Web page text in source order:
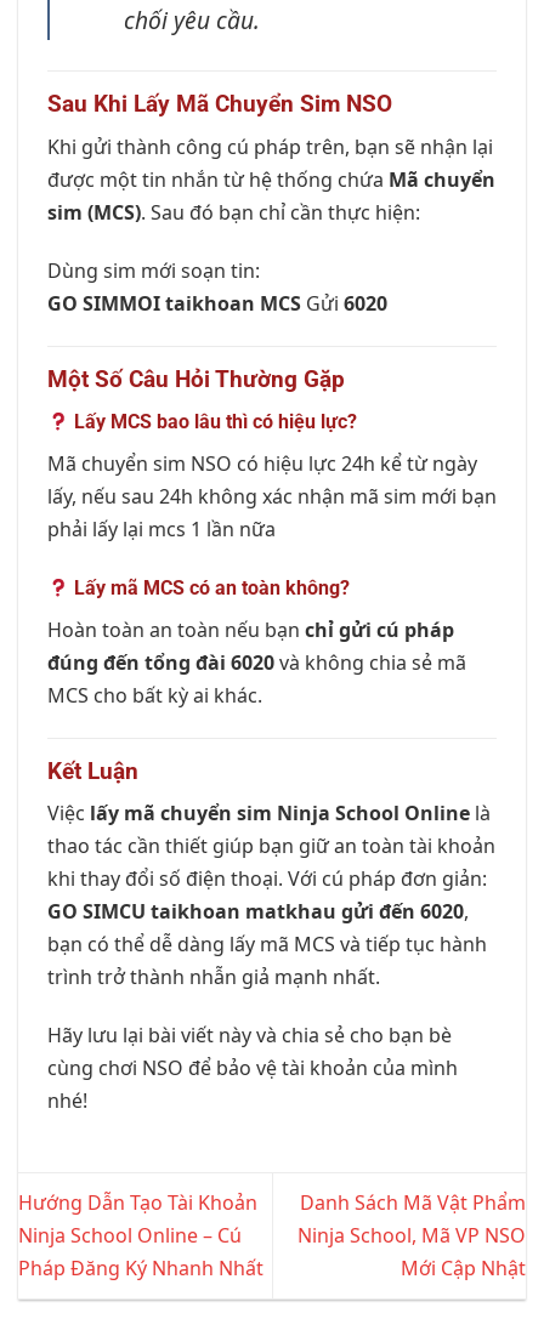
chối yêu cầu.
Sau Khi Lấy Mã Chuyển Sim NSO
Khi gửi thành công cú pháp trên, bạn sẽ nhận lại
được một tin nhắn từ hệ thống chứa Mã chuyển
sim (MCS). Sau đó bạn chỉ cần thực hiện:
Dùng sim mới soạn tin:
GO SIMMOI taikhoan MCS Gửi 6020
Một Số Câu Hỏi Thường Gặp
Lấy MCS bao lâu thì có hiệu lực?
Mã chuyển sim NSO có hiệu lực 24h kể từ ngày
lấy, nếu sau 24h không xác nhận mã sim mới bạn
phải lấy lại mcs 1 lần nữa
Lấy mã MCS có an toàn không?
Hoàn toàn an toàn nếu bạn chỉ gửi cú pháp
đúng đến tổng đài 6020và không chia sẻ mã
MCS cho bất kỳ ai khác.
Kết Luận
Việc lấy mã chuyển sim Ninja School Online là
thao tác cần thiết giúp bạn giữ an toàn tài khoản
khi thay đổi số điện thoại. Với cú pháp đơn giản:
GO SIMCU taikhoan matkhau gửi đến 6020,
bạn có thể dễ dàng lấy mã MCS và tiếp tục hành
trình trở thành nhẫn giả mạnh nhất.
Hãy lưu lại bài viết này và chia sẻ cho bạn bè
cùng chơi NSO để bảo vệ tài khoản của mình
nhé!
Hướng Dẫn Tạo Tài Khoản
Ninja School Online – Cú
Pháp Đăng Ký Nhanh Nhất
Danh Sách Mã Vật Phẩm
Ninja School, Mã VP NSO
Mới Cập Nhật